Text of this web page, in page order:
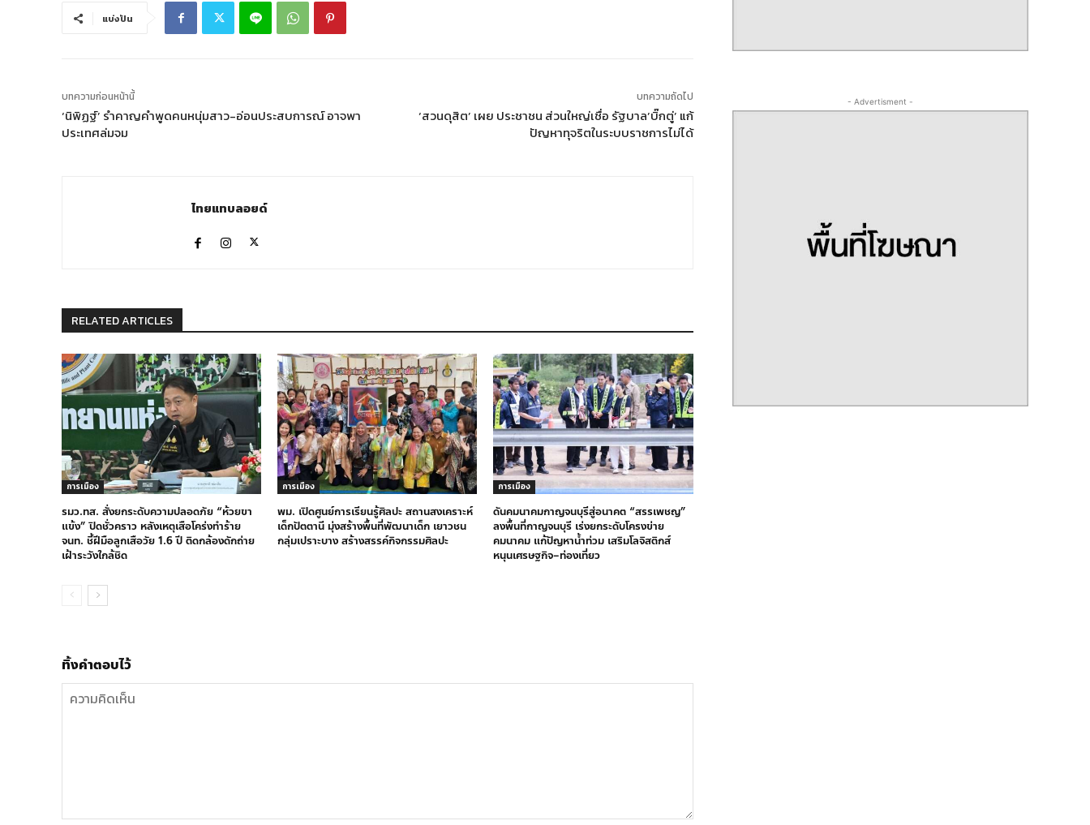
แบ่งปัน
บทความก่อนหน้านี้
‘นิพิฏฐ์’ รำคาญคำพูดคนหนุ่มสาว-อ่อนประสบการณ์ อาจพา
ประเทศล่มจม
บทความถัดไป
‘สวนดุสิต’ เผย ประชาชน ส่วนใหญ่เชื่อ รัฐบาล’บิ๊กตู่’ แก้
ปัญหาทุจริตในระบบราชการไม่ได้
ไทยแทบลอยด์
RELATED ARTICLES
การเมือง
รมว.ทส. สั่งยกระดับความปลอดภัย “ห้วยขา
แข้ง” ปิดชั่วคราว หลังเหตุเสือโคร่งทำร้าย
จนท. ชี้ฝีมือลูกเสือวัย 1.6 ปี ติดกล้องดักถ่าย
เฝ้าระวังใกล้ชิด
การเมือง
พม. เปิดศูนย์การเรียนรู้ศิลปะ สถานสงเคราะห์
เด็กปัตตานี มุ่งสร้างพื้นที่พัฒนาเด็ก เยาวชน
กลุ่มเปราะบาง สร้างสรรค์กิจกรรมศิลปะ
การเมือง
ดันคมนาคมกาญจนบุรีสู่อนาคต “สรรเพชญ”
ลงพื้นที่กาญจนบุรี เร่งยกระดับโครงข่าย
คมนาคม แก้ปัญหาน้ำท่วม เสริมโลจิสติกส์
หนุนเศรษฐกิจ–ท่องเที่ยว
ทิ้งคำตอบไว้
- Advertisment -